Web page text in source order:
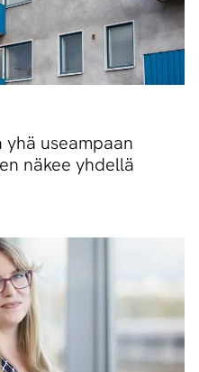
useampaan
näkee yhdellä